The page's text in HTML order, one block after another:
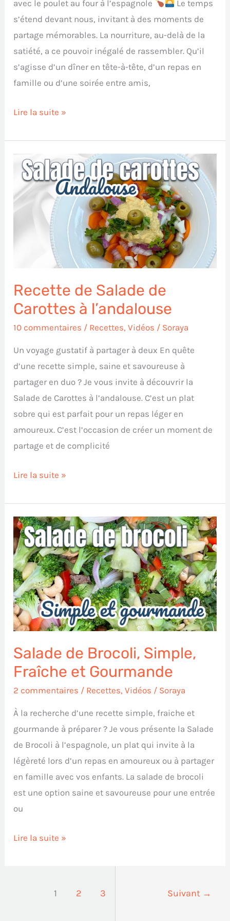
avec le poulet au four à l’espagnole
Le temps
s’étend devant nous, invitant à des moments de
partage mémorables. La nourriture, au-delà de la
satiété, a ce pouvoir inégalé de rassembler. Qu’il
s’agisse d’un dîner en tête-à-tête, d’un repas en
famille ou d’une soirée entre amis,
Lire la suite »
Recette de Salade de
Carottes à l’andalouse
10 commentaires / Recettes,Vidéos / Soraya
Un voyage gustatif à partager à deux En quête
d’une recette simple, saine et savoureuse à
partager en duo ? Je vous invite à découvrir la
Salade de Carottes à l’andalouse. C’est un plat
sobre qui est parfait pour un repas léger en
amoureux. C’est l’occasion de créer un moment de
partage et de complicité
Recette
de
Salade
l’andalouse
Lire la suite »
Salade de Brocoli, Simple,
Fraîche et Gourmande
2 commentaires / Recettes,Vidéos / Soraya
À la recherche d’une recette simple, fraiche et
gourmande à préparer ? Je vous présente la Salade
de Brocoli à l’espagnole, un plat qui invite à la
légèreté lors d’un repas en amoureux ou à partager
en famille avec vos enfants. La salade de brocoli
est une option saine et savoureuse pour une entrée
ou
Salade
de
Brocoli,
Simple,
Fraîche
et
Gourmande
Lire la suite »
1 2 3 Suivant →